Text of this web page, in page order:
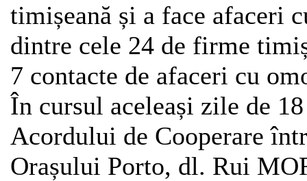
timișeană și a face afaceri
dintre cele 24 de firme
7 contacte de afaceri cu
În cursul aceleași zile de
Acordului de Cooperare
Orașului Porto, dl. Rui